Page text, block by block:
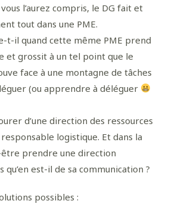
l’aurez compris, le DG fait et
tout dans une PME.
t-il quand cette même PME prend
et grossit à un tel point que le
face à une montagne de tâches
(ou apprendre à déléguer
d’une direction des ressources
responsable logistique. Et dans la
prendre une direction
qu’en est-il de sa communication ?
possibles :